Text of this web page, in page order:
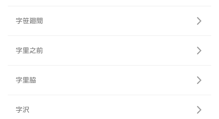
字笹廻間
字里之前
字里脇
字沢